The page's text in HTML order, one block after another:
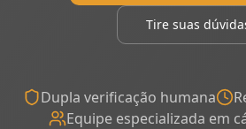
Tire suas
Dupla verificação humana
Equipe especializada em